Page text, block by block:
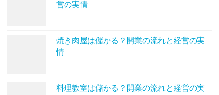
営の実情
焼き肉屋は儲かる？開業の流れと経営の実
情
料理教室は儲かる？開業の流れと経営の実